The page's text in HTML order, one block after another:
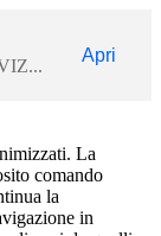
Apri
La
comando
la
in